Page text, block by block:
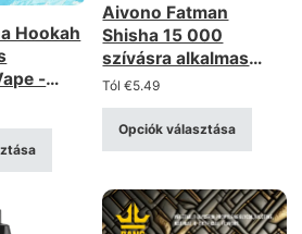
Hookah
-
Aivono Fatman
Shisha 15 000
szívásra alkalmas
eldobható e-cigi –
gazdag Shisha-
választék,
újratölthető,
kedvezmény
Tól€5.49
Opciók választása